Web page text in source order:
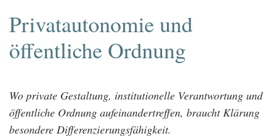
Privatautonomie und
öffentliche Ordnung
Wo private Gestaltung, institutionelle Verantwortung und
öffentliche Ordnung aufeinandertreffen, braucht Klärung
besondere Differenzierungsfähigkeit.